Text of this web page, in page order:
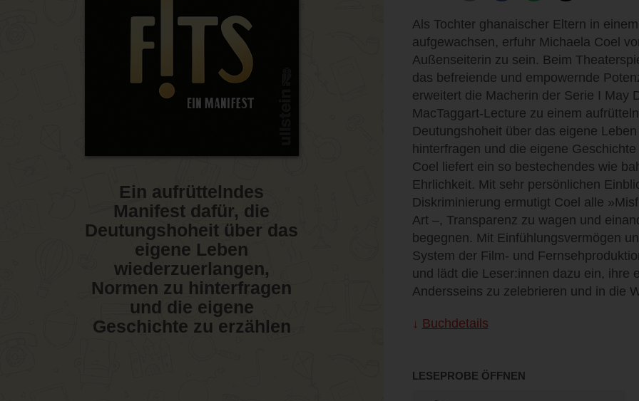
Ein aufrüttelndes
Manifest dafür, die
Deutungshoheit über das
eigene Leben
wiederzuerlangen,
Normen zu hinterfragen
und die eigene
Geschichte zu erzählen
Als Tochter ghanaischer Eltern in
aufgewachsen, erfuhr Michaela Coel
Außenseiterin zu sein. Beim
das befreiende und empowernde
erweitert die Macherin der Serie I May
MacTaggart-Lecture zu einem
Deutungshoheit über das eigene
hinterfragen und die eigene
Coel liefert ein so bestechendes wie
Ehrlichkeit. Mit sehr persönlichen
Diskriminierung ermutigt Coel alle
Art –, Transparenz zu wagen und
begegnen. Mit Einfühlungsvermögen
System der Film- und
und lädt die Leser:innen dazu ein, ihre
Andersseins zu zelebrieren und in die
Buchdetails
LESEPROBE ÖFFNEN